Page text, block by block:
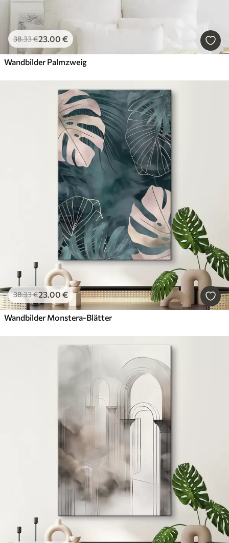
38.33€23.00 €
Wandbilder Palmzweig
38.33€23.00 €
Wandbilder Monstera-Blätter